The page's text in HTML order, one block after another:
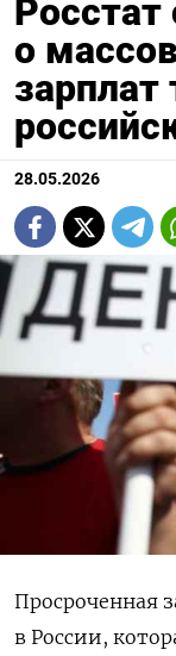
о
28.05.2026
Просроченная
в России,